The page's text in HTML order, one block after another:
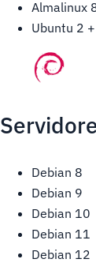
Almalinux
Ubuntu 2
Debian 8
Debian 9
Debian 10
Debian 11
Debian 12